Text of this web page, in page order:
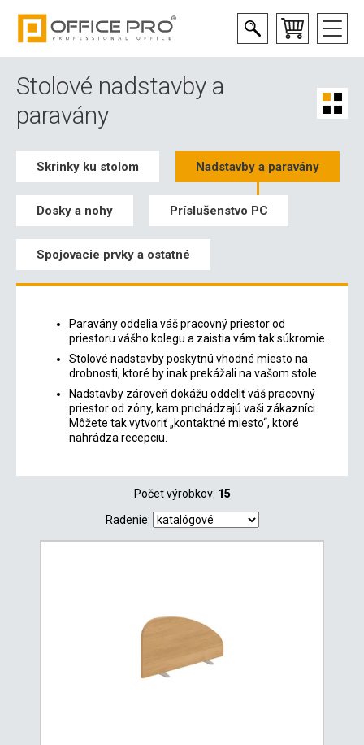
Stolové nadstavby a
paravány
Skrinky ku stolom Nadstavby a paravány
Dosky a nohy Príslušenstvo PC
Spojovacie prvky a ostatné
Paravány oddelia váš pracovný priestor od
priestoru vášho kolegu a zaistia vám tak súkromie.
Stolové nadstavby poskytnú vhodné miesto na
drobnosti, ktoré by inak prekážali na vašom stole.
Nadstavby zároveň dokážu oddeliť váš pracovný
priestor od zóny, kam prichádzajú vaši zákazníci.
Môžete tak vytvoriť „kontaktné miesto“, ktoré
nahrádza recepciu.
Počet výrobkov: 15
Radenie: